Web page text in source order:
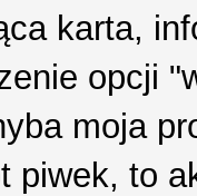
karta,
opcji
moja
piwek, to